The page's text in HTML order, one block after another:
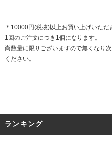
＊10000円(税抜)以上お買い上げいただ
1回のご注文につき1個になります。
尚数量に限りございますので無くなり
ください。
ランキング